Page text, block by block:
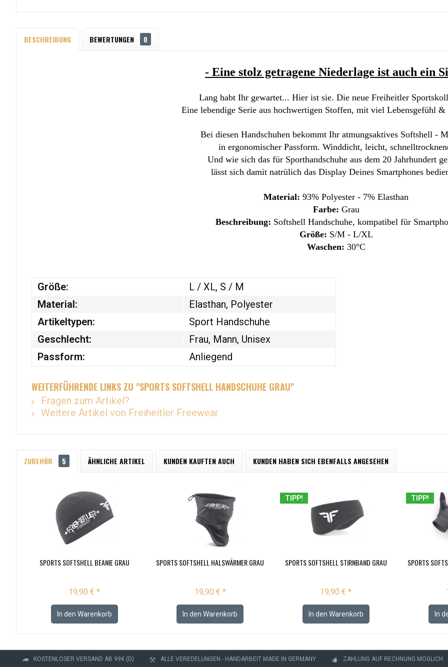
BESCHREIBUNG BEWERTUNGEN 0
- Eine stolz getragene Niederlage ist auch ein
Lang habt Ihr gewartet... Hier ist sie. Die neue Freiheitler
Eine lebendige Serie aus hochwertigen Stoffen, mit viel Lebensgefühl
Bei diesen Handschuhen bekommt Ihr atmungsaktives Softshell -
in ergonomischer Passform. Winddicht, leicht,
Und wie sich das für Sporthandschuhe aus dem 20 Jahrhundert
lässt sich damit natrülich das Display Deines Smartphones
Material: 93% Polyester - 7% Elasthan
Farbe: Grau
Beschreibung: Softshell Handschuhe, kompatibel für
Größe: S/M - L/XL
Waschen: 30°C
Größe:
L / XL, S / M
Material:
Elasthan, Polyester
Artikeltypen:
Sport Handschuhe
Geschlecht:
Frau, Mann, Unisex
Passform:
Anliegend
WEITERFÜHRENDE LINKS ZU "SPORTS SOFTSHELL HANDSCHUHE GRAU"
Fragen zum Artikel?
Weitere Artikel von Freiheitler Freewear
ZUBEHÖR 5 ÄHNLICHE ARTIKEL KUNDEN KAUFTEN AUCH KUNDEN HABEN SICH EBENFALLS ANGESEHEN
SPORTS SOFTSHELL BEANIE GRAU
19,90 € *
In den Warenkorb
SPORTS SOFTSHELL HALSWÄRMER GRAU
19,90 € *
In den Warenkorb
TIPP!
SPORTS SOFTSHELL STIRNBAND GRAU
19,90 € *
In den Warenkorb
TIPP!
SPORTS
In
KOSTENLOSER VERSAND AB 99€ (D) ALLE VEREDELUNGEN - HANDARBEIT MADE IN GERMANY ZAHLUNG AUF RECHNUNG MÖGLICH